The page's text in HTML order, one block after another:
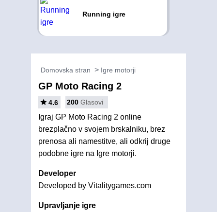
Running igre
Domovska stran Igre motorji
GP Moto Racing 2
4.6 200 Glasovi
Igraj GP Moto Racing 2 online
brezplačno v svojem brskalniku, brez
prenosa ali namestitve, ali odkrij druge
podobne igre na Igre motorji.
Developer
Developed by Vitalitygames.com
Upravljanje igre